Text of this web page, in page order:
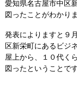
愛知県名古屋市中区
図ったことがわかり
発表によりますと９
区新栄町にあるビジ
屋上から、１０代く
図ったということです